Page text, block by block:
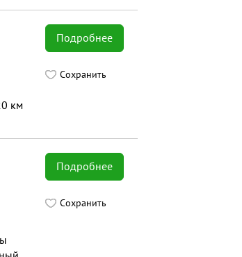
Подробнее
Сохранить
км
Подробнее
Сохранить